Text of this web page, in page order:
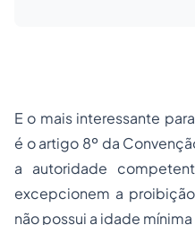
E o mais interessante
é o artigo 8º da
a autoridade
excepcionem a
não possui a idade